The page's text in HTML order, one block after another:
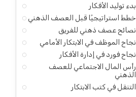
بدء توليد الأفكار
خطط استراتيجيًا قبل العصف الذهني
نصائح عصف ذهني للفريق
نجاح الموظف في الابتكار الأمامي
نجاح فورد في إدارة الأفكار
رأس المال الاجتماعي للعصف
الذهني
التنقل في كتب الابتكار